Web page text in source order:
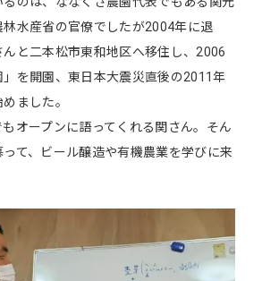
水産省の官僚でしたが2004年に退
と二本松市東和地区へ移住し、2006
を開園、東日本大震災直後の2011年
ました。
オープンに語ってくれる関さん。そん
て、ビール醸造や有機農業を学びに来